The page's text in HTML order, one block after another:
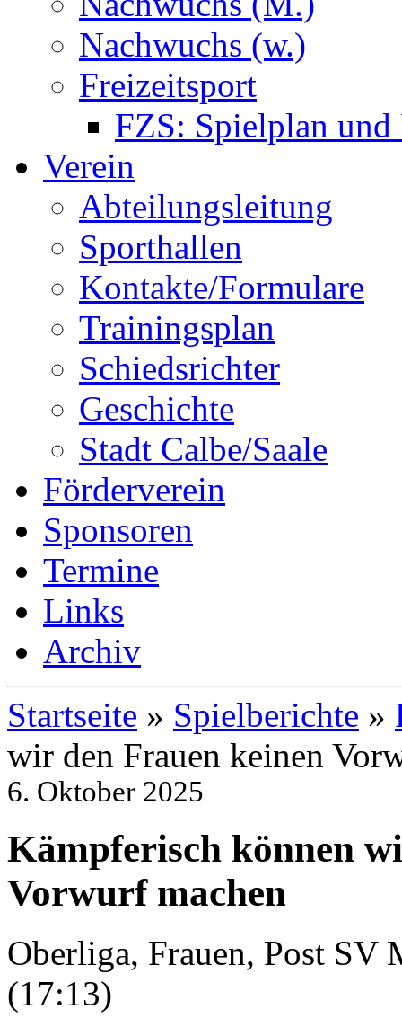
Nachwuchs (w.)
Freizeitsport
FZS: Spielplan und
Verein
Abteilungsleitung
Sporthallen
Kontakte/Formulare
Trainingsplan
Schiedsrichter
Geschichte
Stadt Calbe/Saale
Förderverein
Sponsoren
Termine
Links
Archiv
Startseite » Spielberichte »
wir den Frauen keinen
6. Oktober 2025
Kämpferisch können
Vorwurf machen
Oberliga, Frauen, Post SV
(17:13)